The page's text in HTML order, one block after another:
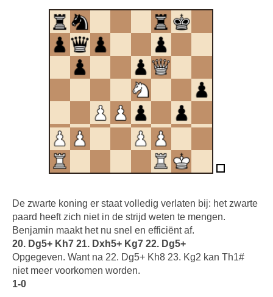
De zwarte koning er staat volledig verlaten bij: het zwarte
paard heeft zich niet in de strijd weten te mengen.
Benjamin maakt het nu snel en efficiënt af.
20. Dg5+ Kh7 21. Dxh5+ Kg7 22. Dg5+
Opgegeven. Want na 22. Dg5+ Kh8 23. Kg2 kan Th1#
niet meer voorkomen worden.
1-0